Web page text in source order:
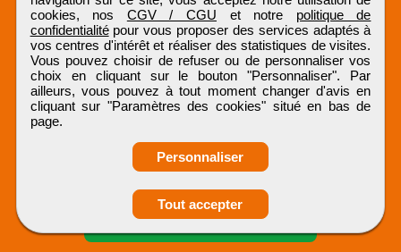
Obtenir ses
coordonnées
cookies, nos CGV / CGU et notre politique de
confidentialitépour vous proposer des services adaptés à
vos centres d'intérêt et réaliser des statistiques de visites.
Vous pouvez choisir de refuser ou de personnaliser vos
choix en cliquant sur le bouton "Personnaliser". Par
ailleurs, vous pouvez à tout moment changer d'avis en
cliquant sur "Paramètres des cookies" situé en bas de
page.
Personnaliser
Tout accepter
ARCHIJOBBTP
Tous droits réservés © 1999 - 2026